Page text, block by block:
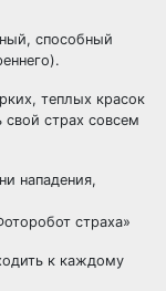
способный
теплых красок
страх совсем
нападения,
страха»
к каждому